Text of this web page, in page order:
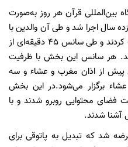
بین‌المللی قرآن هر روز به‌صورت
سال اجرا شد و طی آن والدین با
حضور در گیشه، بلیت رایگان دریافت کردند و طی سانس ۴۵ دقیقه‌ای از
هر سانس این بخش با ظرفیت
پیش از اذان مغرب و عشاء و سه
برگزار می‌شود.در این بخش
محتوایی روبرو شدند و با
آشنا شدند.
شد که تبدیل به پاتوقی برای